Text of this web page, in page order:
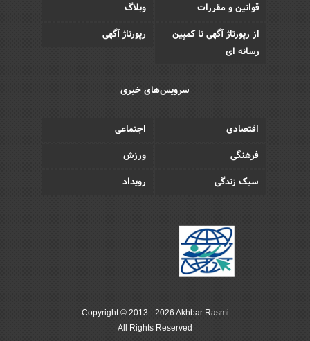
قوانین و مقررات
وبلاگ
از رپورتاژ آگهی تا کمپین
رسانه ای
رپورتاژ آگهی
سرویس‌های خبری
اقتصادی
اجتماعی
فرهنگی
ورزش
سبک زندگی
رویداد
Copyright © 2013 - 2026 Akhbar Rasmi
All Rights Reserved